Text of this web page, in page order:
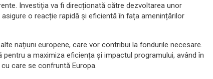
Investiția va fi direcționată către dezvoltarea unor
o reacție rapidă și eficientă în fața amenințărilor
națiuni europene, care vor contribui la fondurile necesare.
a maximiza eficiența și impactul programului, având în
care se confruntă Europa.